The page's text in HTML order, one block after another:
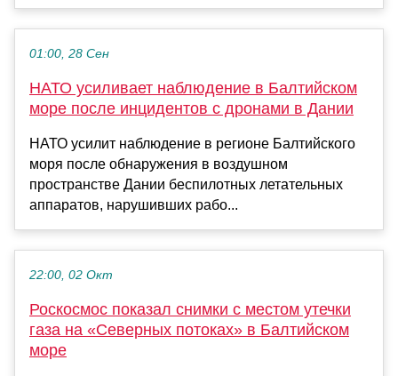
01:00, 28 Сен
НАТО усиливает наблюдение в Балтийском
море после инцидентов с дронами в Дании
НАТО усилит наблюдение в регионе Балтийского
моря после обнаружения в воздушном
пространстве Дании беспилотных летательных
аппаратов, нарушивших рабо...
22:00, 02 Окт
Роскосмос показал снимки с местом утечки
газа на «Северных потоках» в Балтийском
море